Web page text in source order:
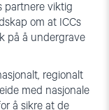
partnere viktig
om at ICCs
på å undergrave
regionalt
med nasjonale
å sikre at de